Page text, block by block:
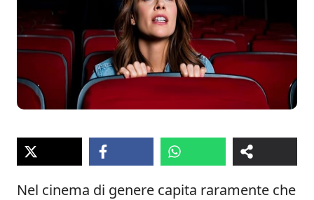
Nel cinema di genere capita raramente che